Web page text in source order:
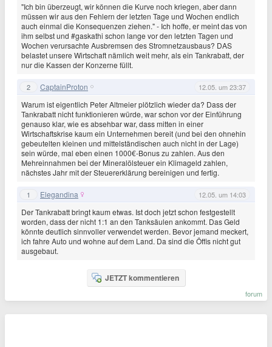
"Ich bin überzeugt, wir können die Kurve noch kriegen, aber dann
müssen wir aus den Fehlern der letzten Tage und Wochen endlich
auch einmal die Konsequenzen ziehen." - Ich hoffe, er meint das von
ihm selbst und #gaskathi schon lange vor den letzten Tagen und
Wochen verursachte Ausbremsen des Stromnetzausbaus? DAS
belastet unsere Wirtschaft nämlich weit mehr, als ein Tankrabatt, der
nur die Kassen der Konzerne füllt.
2 CaptainProton 12.05. um 23:37
Warum ist eigentlich Peter Altmeier plötzlich wieder da? Dass der
Tankrabatt nicht funktionieren würde, war schon vor der Einführung
genauso klar, wie es absehbar war, dass mitten in einer
Wirtschaftskrise kaum ein Unternehmen bereit (und bei den ohnehin
gebeutelten kleinen und mittelständischen auch nicht in der Lage)
sein würde, mal eben einen 1000€-Bonus zu zahlen. Aus den
Mehreinnahmen bei der Mineralölsteuer ein Klimageld zahlen,
nächstes Jahr mit der Steuererklärung bereinigen und fertig.
1 Elegandina 12.05. um 14:03
Der Tankrabatt bringt kaum etwas. Ist doch jetzt schon festgestellt
worden, dass der nicht 1:1 an den Tanksäulen ankommt. Das Geld
könnte deutlich sinnvoller verwendet werden. Bevor jemand meckert,
ich fahre Auto und wohne auf dem Land. Da sind die Öffis nicht gut
ausgebaut.
JETZT kommentieren
forum